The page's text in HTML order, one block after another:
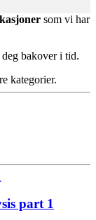
som vi har
bakover i tid.
kategorier.
part 1